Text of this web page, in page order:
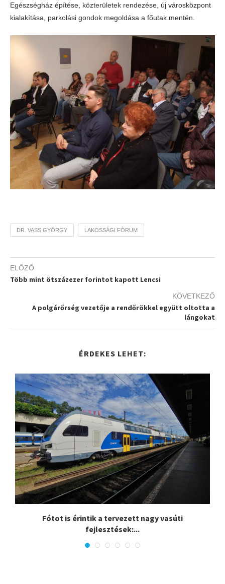
Egészségház építése, közterületek rendezése, új városközpont
kialakítása, parkolási gondok megoldása a főutak mentén.
DR. VASS GYÖRGY LAKOSSÁGI FÓRUM
ELŐZŐ
Több mint ötszázezer forintot kapott Lencsi
KÖVETKEZŐ
A polgárőrség vezetője a rendőrökkel együtt oltotta a
lángokat
ÉRDEKES LEHET:
Fótot is érintik a tervezett nagy vasúti
fejlesztések:...